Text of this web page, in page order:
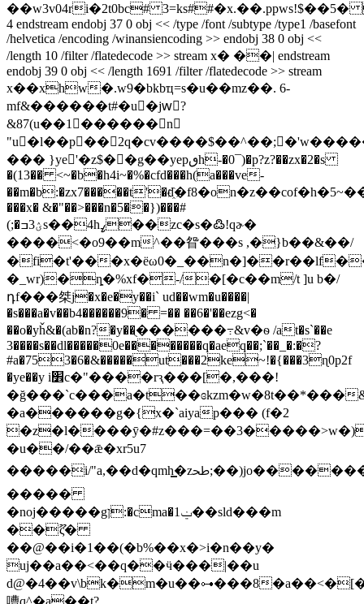
��w3v04ri�2t0bc#
4 endstream endobj 37 0 obj << /type /font /subtype /type1 /basefont
/helvetica /encoding /winansiencoding >> endobj 38 0 obj <<
/length 10 /filter /flatedecode >> stream x� ��| endstream
endobj 39 0 obj << /length 1691 /filter /flatedecode >> stream
x��xhw�.w9�bkbҵ=s�u��mz��. 6-
mf&������t#�u�jwُ?
&87(u��1������n
"u�l��p��
��� }ye '�z$� �g��yepٯh-�0¯)�p?z?��zx�2�s
�(13�� <~�b�h4i~�%�cfd���h(a���ve-
���x� &�"��>���n�5��})���#
(;�ؽ3ߏs��4hߨ��zc�s�߷ǃqɚ�
����<�o9��m^��眢���s ,�}b��&��/
�fi�t'��
�_wr)�ȵ�%xf�-/�[�c��m/t ]u b�/
դf���桀j�x�e�y��i` ud��wm�u����|
�s���a�v��b4������9� =�� ��6�'��ezg<�
��o�yȟ&�(ab�n?�y��ֻ������߹&v�ѳ /at�s`��e
3����s��dl�����0e��������q�aeq��;`��_�:�?
#a�753�6�&�����ut���2ke~!�{���3ɳ0p2f
�ye��y i׾c�"����rԇ���[�,���!
�ğ���`c���a�t��ɞkzm�w�8t��*���
�a������g�{x�`aiyap��� (f�2
�u��/��ǣ�xr5u7
�����i/"a,��d�qmh͇�zﲸ;��)jo�������\h�utۈii����j��,��"?
�����
�noj�����gן:�cma�ݔ1��sld���m
��ޫς�
��@��i�1��(�b%��x�>i�n��y�
uj��a��<��q��ӵ���|��u
d@�4��v\bk�m�u��⊶���8
嘈q^�a��t?